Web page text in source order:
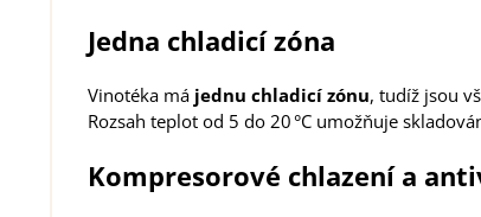
Jedna chladicí zóna
Vinotéka má jednu chladicí zónu, tudíž jsou
Rozsah teplot od 5 do 20 °C umožňuje
Kompresorové chlazení a